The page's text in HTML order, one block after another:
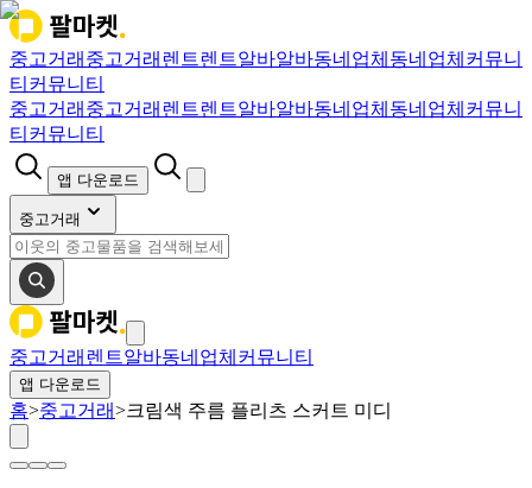
중고거래 중고거래 렌트렌트알바알바동네업체 동네업체 커뮤니
티 커뮤니티
중고거래 중고거래 렌트렌트알바알바동네업체 동네업체 커뮤니
티 커뮤니티
앱 다운로드
중고거래
중고거래 렌트알바동네업체 커뮤니티
앱 다운로드
홈>중고거래>크림색 주름 플리츠 스커트 미디